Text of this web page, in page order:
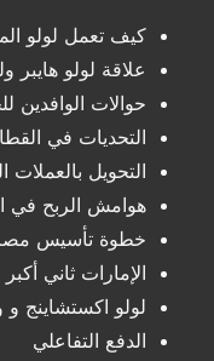
كيف تعمل لولو
علاقة لولو هايبر
حوالات الوافدين للخارج
التحديات في
التحويل بالعملات
هوامش الربح في
خطوة تأسيس
الإمارات ثاني
لولو اكستشاينج
الدفع التفاعلي